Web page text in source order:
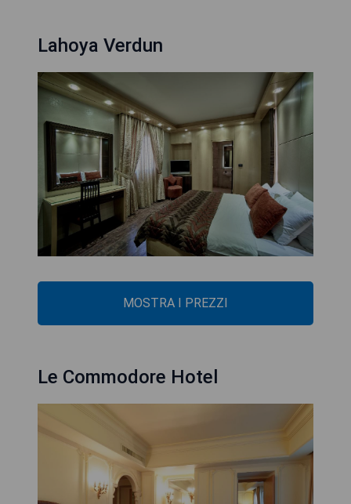
Lahoya Verdun
MOSTRA I PREZZI
Le Commodore Hotel